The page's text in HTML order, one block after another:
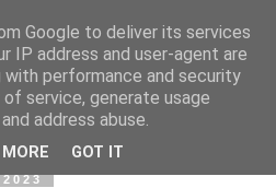
Google to deliver its services
IP address and user-agent are
with performance and security
service, generate usage
address abuse.
GOT IT